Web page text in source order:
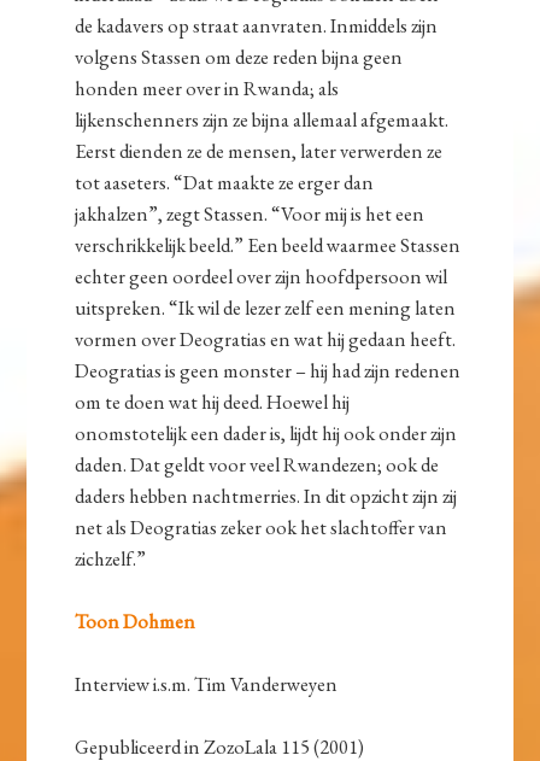
de kadavers op straat aanvraten. Inmiddels zijn
volgens Stassen om deze reden bijna geen
honden meer over in Rwanda; als
lijkenschenners zijn ze bijna allemaal afgemaakt.
Eerst dienden ze de mensen, later verwerden ze
tot aaseters. “Dat maakte ze erger dan
jakhalzen”, zegt Stassen. “Voor mij is het een
verschrikkelijk beeld.” Een beeld waarmee Stassen
echter geen oordeel over zijn hoofdpersoon wil
uitspreken. “Ik wil de lezer zelf een mening laten
vormen over Deogratias en wat hij gedaan heeft.
Deogratias is geen monster – hij had zijn redenen
om te doen wat hij deed. Hoewel hij
onomstotelijk een dader is, lijdt hij ook onder zijn
daden. Dat geldt voor veel Rwandezen; ook de
daders hebben nachtmerries. In dit opzicht zijn zij
net als Deogratias zeker ook het slachtoffer van
zichzelf.”
Toon Dohmen
Interview i.s.m. Tim Vanderweyen
Gepubliceerd in ZozoLala 115 (2001)